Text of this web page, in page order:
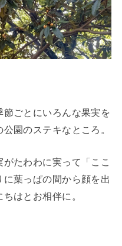
ごとにいろんな果実を
園のステキなところ。
たわわに実って「ここ
葉っぱの間から顔を出
はとお相伴に。